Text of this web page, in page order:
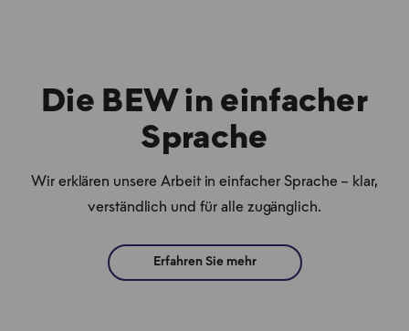
Die BEW in einfacher
Sprache
Wir erklären unsere Arbeit in einfacher Sprache – klar,
verständlich und für alle zugänglich.
Erfahren Sie mehr